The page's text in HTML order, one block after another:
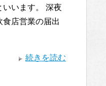
います。 深夜
店営業の届出
続きを読む